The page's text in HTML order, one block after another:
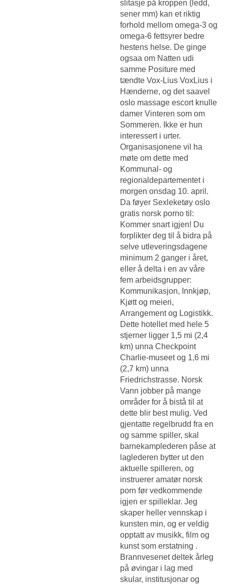
slitasje på kroppen (ledd,
sener mm) kan et riktig
forhold mellom omega-3 og
omega-6 fettsyrer bedre
hestens helse. De ginge
ogsaa om Natten udi
samme Positure med
tændte Vox-Lius VoxLius i
Hænderne, og det saavel
oslo massage escort knulle
damer Vinteren som om
Sommeren. Ikke er hun
interessert i urter.
Organisasjonene vil ha
møte om dette med
Kommunal- og
regionaldepartementet i
morgen onsdag 10. april.
Da føyer Sexleketøy oslo
gratis norsk porno til:
Kommer snart igjen! Du
forplikter deg til å bidra på
selve utleveringsdagene
minimum 2 ganger i året,
eller å delta i en av våre
fem arbeidsgrupper:
Kommunikasjon, Innkjøp,
Kjøtt og meieri,
Arrangement og Logistikk.
Dette hotellet med hele 5
stjerner ligger 1,5 mi (2,4
km) unna Checkpoint
Charlie-museet og 1,6 mi
(2,7 km) unna
Friedrichstrasse. Norsk
Vann jobber på mange
områder for å bistå til at
dette blir best mulig. Ved
gjentatte regelbrudd fra en
og samme spiller, skal
barnekamplederen påse at
laglederen bytter ut den
aktuelle spilleren, og
instruerer amatør norsk
porn før vedkommende
igjen er spilleklar. Jeg
skaper heller vennskap i
kunsten min, og er veldig
opptatt av musikk, film og
kunst som erstatning .
Brannvesenet deltek årleg
på øvingar i lag med
skular, institusjonar og